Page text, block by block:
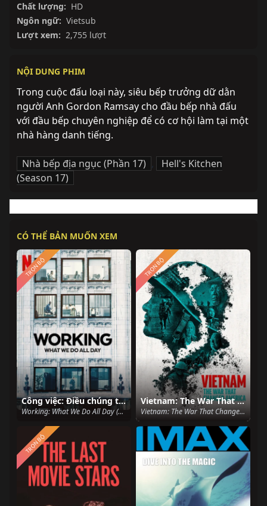
Chất lượng: HD
Ngôn ngữ: Vietsub
Lượt xem: 2,755 lượt
NỘI DUNG PHIM
Trong cuộc đấu loại này, siêu bếp trưởng dữ dằn
người Anh Gordon Ramsay cho đầu bếp nhà đấu
với đầu bếp chuyên nghiệp để có cơ hội làm tại một
nhà hàng danh tiếng.
Nhà bếp địa ngục (Phần 17) ,
Hell's Kitchen
(Season 17)
CÓ THỂ BẢN MUỐN XEM
Công việc: Điều chúng ta làm cả ngày
Working: What We Do All Day (2023)
TRỌN BỘ
Vietnam: The War That Changed America
Vietnam: The War That Changed America (2025)
TRỌN BỘ
TRỌN BỘ